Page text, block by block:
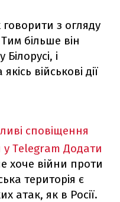
з огляду
більше він
і
військові дії
сповіщення
у Telegram Додати
хоче війни проти
територія є
атак, як в Росії.